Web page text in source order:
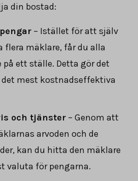
din bostad:
– Istället för att själv
flera mäklare, får du alla
ett ställe. Detta gör det
mest kostnadseffektiva
och tjänster – Genom att
arvoden och de
kan du hitta den mäklare
valuta för pengarna.